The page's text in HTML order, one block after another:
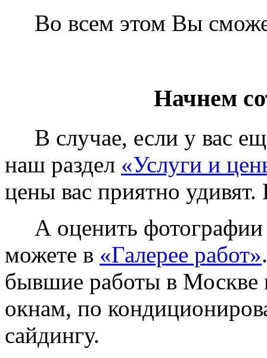
Во всем этом Вы
Начнем
В случае, если у вас
наш раздел «Услуги и
цены вас приятно
А оценить фотографии
можете в «Галерее работ»
бывшие работы в Москве
окнам, по
сайдингу.